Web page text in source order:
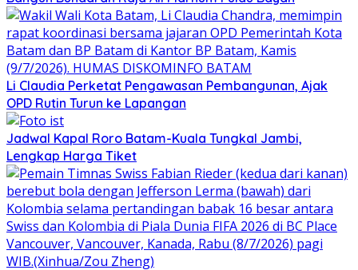
Li Claudia Perketat Pengawasan Pembangunan, Ajak
OPD Rutin Turun ke Lapangan
Jadwal Kapal Roro Batam-Kuala Tungkal Jambi,
Lengkap Harga Tiket